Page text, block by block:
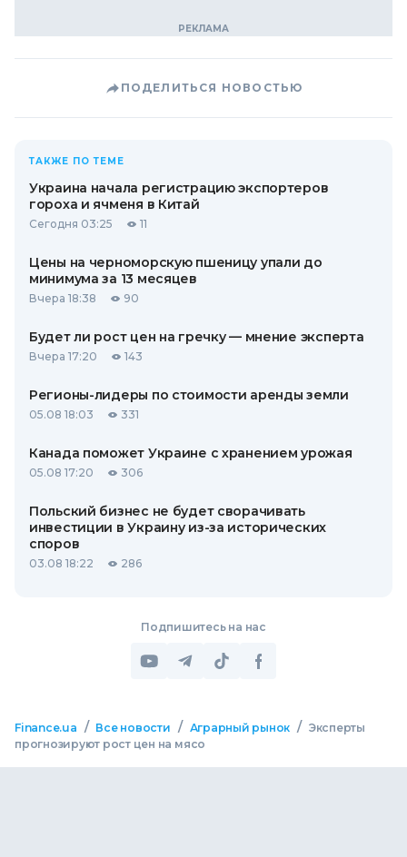
ПОДЕЛИТЬСЯ НОВОСТЬЮ
ТАКЖЕ ПО ТЕМЕ
Украина начала регистрацию экспортеров
гороха и ячменя в Китай
Сегодня 03:25 11
Цены на черноморскую пшеницу упали до
минимума за 13 месяцев
Вчера 18:38 90
Будет ли рост цен на гречку — мнение эксперта
Вчера 17:20 143
Регионы-лидеры по стоимости аренды земли
05.08 18:03 331
Канада поможет Украине с хранением урожая
05.08 17:20 306
Польский бизнес не будет сворачивать
инвестиции в Украину из-за исторических
споров
03.08 18:22 286
Подпишитесь на нас
Finance.ua / Все новости / Аграрный рынок / Эксперты
прогнозируют рост цен на мясо